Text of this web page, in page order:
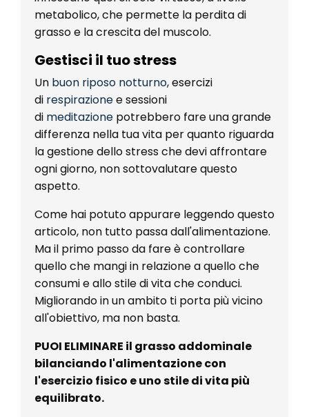
metabolico, che permette la perdita di
grasso e la crescita del muscolo.
Gestisci il tuo stress
Un buon riposo notturno, esercizi
di respirazionee sessioni
di meditazione potrebbero fare una grande
differenza nella tua vita per quanto riguarda
la gestione dello stress che devi affrontare
ogni giorno, non sottovalutare questo
aspetto.
Come hai potuto appurare leggendo questo
articolo, non tutto passa dall'alimentazione.
Ma il primo passo da fare è controllare
quello che mangi in relazione a quello che
consumi e allo stile di vita che conduci.
Migliorando in un ambito ti porta più vicino
all'obiettivo, ma non basta.
PUOI ELIMINARE il grasso addominale
bilanciando l'alimentazione con
l'esercizio fisico e uno stile di vita più
equilibrato.